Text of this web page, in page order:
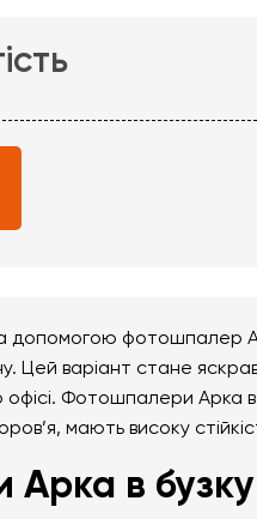
допомогою фотошпалер
Цей варіант стане
офісі. Фотошпалери Арка
мають високу
в